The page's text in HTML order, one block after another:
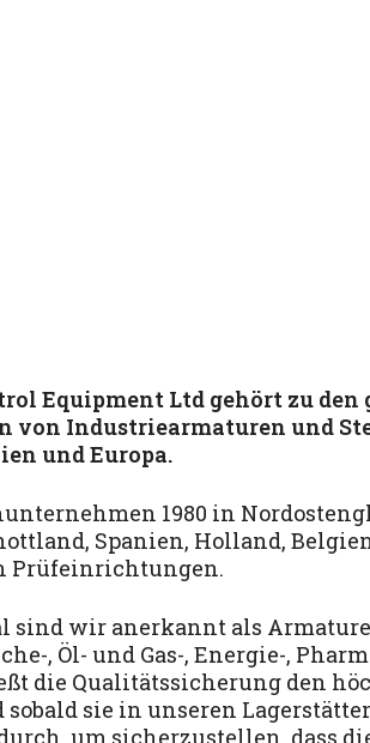
Equipment Ltd gehört zu
von Industriearmaturen und
und Europa.
1980 in
Spanien, Holland,
Prüfeinrichtungen.
sind wir anerkannt als
, Öl- und Gas-, Energie-,
die Qualitätssicherung den
sobald sie in unseren
um sicherzustellen, dass